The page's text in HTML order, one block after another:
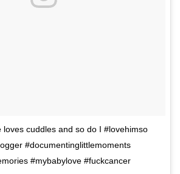
loves cuddles and so do I #lovehimso
#documentinglittlemoments
#mybabylove #fuckcancer